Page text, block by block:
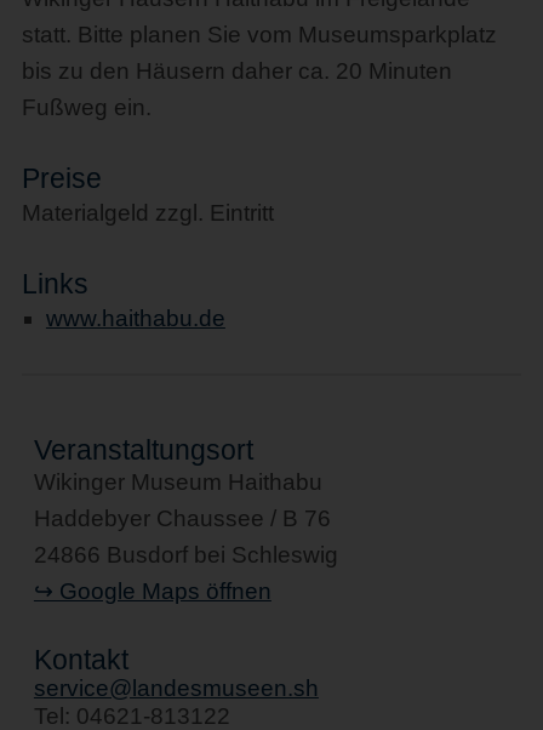
statt. Bitte planen Sie vom Museumsparkplatz
bis zu den Häusern daher ca. 20 Minuten
Fußweg ein.
Preise
Materialgeld zzgl. Eintritt
Links
www.haithabu.de
Veranstaltungsort
Wikinger Museum Haithabu
Haddebyer Chaussee / B 76
24866 Busdorf bei Schleswig
↪ Google Maps öffnen
Kontakt
service@landesmuseen.sh
Tel: 04621-813122